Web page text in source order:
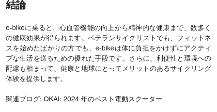
結論
e-bikeに乗ると、心血管機能の向上から精神的な健康まで、数多く
の健康効果が得られます。ベテランサイクリストでも、フィットネ
スを始めたばかりの方でも、e-bikeは体に負担をかけずにアクティ
ブな生活を送るための優れた手段です。さらに、利便性と環境への
配慮も相まって、健康と地球にとってメリットのあるサイクリング
体験を提供します。
関連ブログ: OKAI: 2024 年のベスト電動スクーター